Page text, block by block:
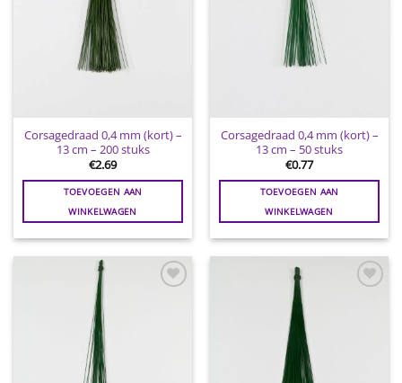
Corsagedraad 0,4 mm (kort) –
13 cm – 200 stuks
€2.69
TOEVOEGEN AAN
WINKELWAGEN
Corsagedraad 0,4 mm (kort) –
13 cm – 50 stuks
€0.77
TOEVOEGEN AAN
WINKELWAGEN